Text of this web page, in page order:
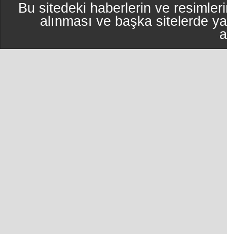
Bu sitedeki haberlerin ve
alınması ve başka sitelerde